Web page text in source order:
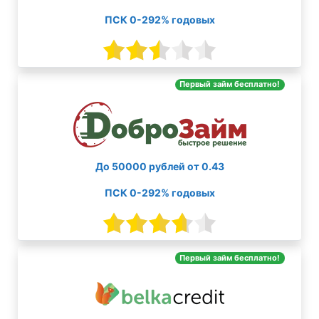
ПСК 0-292% годовых
Первый займ бесплатно!
До 50000 рублей от 0.43
ПСК 0-292% годовых
Первый займ бесплатно!